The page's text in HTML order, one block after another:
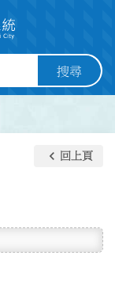
搜尋
keyboard_arrow_left 回上頁